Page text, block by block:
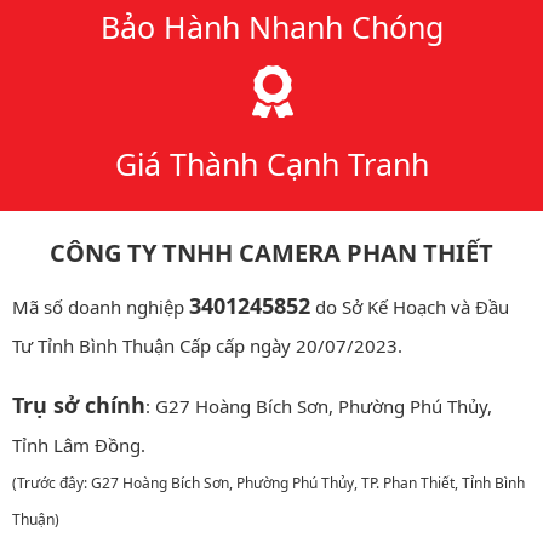
Bảo Hành Nhanh Chóng
Giá Thành Cạnh Tranh
CÔNG TY TNHH CAMERA PHAN THIẾT
Mã số doanh nghiệp 3401245852 do Sở Kế Hoạch và Đầu
Tư Tỉnh Bình Thuận Cấp cấp ngày 20/07/2023.
Trụ sở chính: G27 Hoàng Bích Sơn, Phường Phú Thủy,
Tỉnh Lâm Đồng.
(Trước đây: G27 Hoàng Bích Sơn, Phường Phú Thủy, TP. Phan Thiết, Tỉnh Bình
Thuận)